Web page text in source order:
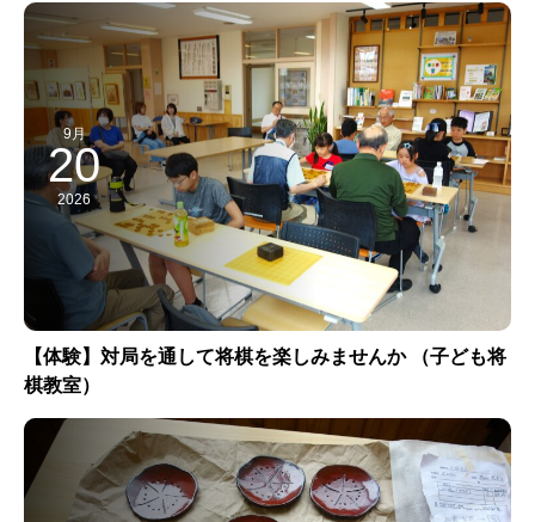
9月
20
2026
【体験】対局を通して将棋を楽しみませんか （子ども将
棋教室）